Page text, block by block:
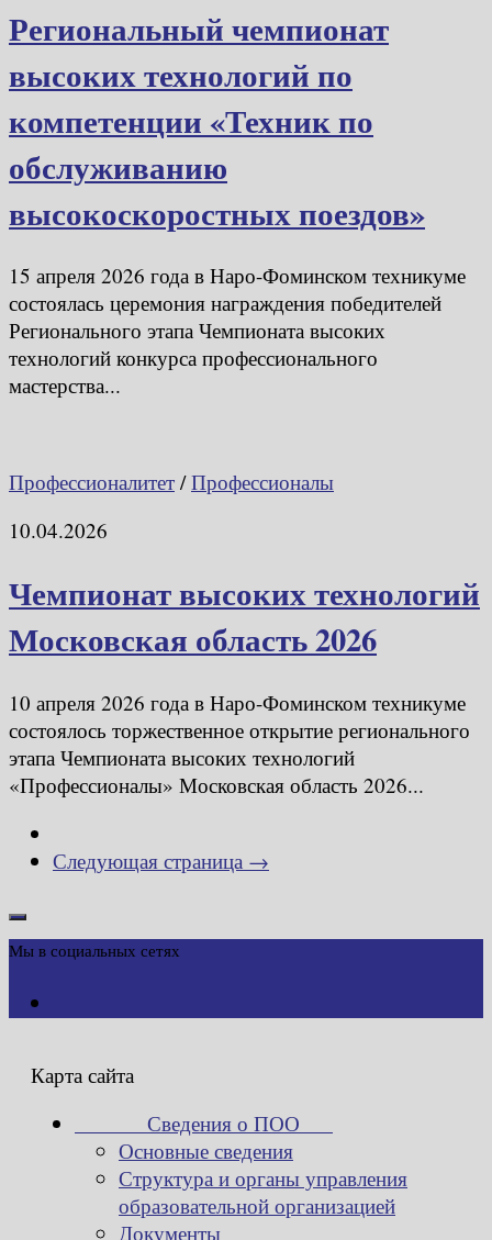
Региональный чемпионат
высоких технологий по
компетенции «Техник по
обслуживанию
высокоскоростных поездов»
15 апреля 2026 года в Наро-Фоминском техникуме
состоялась церемония награждения победителей
Регионального этапа Чемпионата высоких
технологий конкурса профессионального
мастерства...
Профессионалитет /Профессионалы
10.04.2026
Чемпионат высоких технологий
Московская область 2026
10 апреля 2026 года в Наро-Фоминском техникуме
состоялось торжественное открытие регионального
этапа Чемпионата высоких технологий
«Профессионалы» Московская область 2026...
Следующая страница →
Мы в социальных сетях
Карта сайта
Сведения о ПОО
Основные сведения
Структура и органы управления
образовательной организацией
Документы